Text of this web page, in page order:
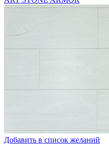
Добавить в список желаний